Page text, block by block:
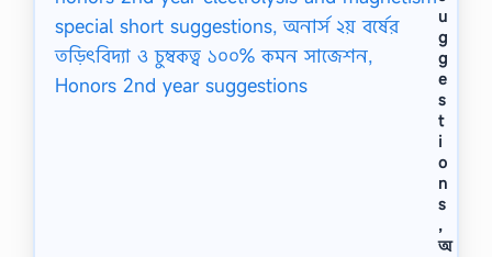
u
g
g
e
s
t
i
o
n
s
,
অ